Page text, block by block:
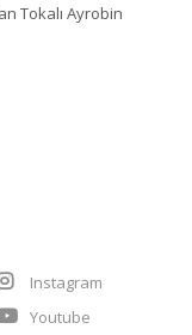
Tokalı Ayrobin
Instagram
Youtube